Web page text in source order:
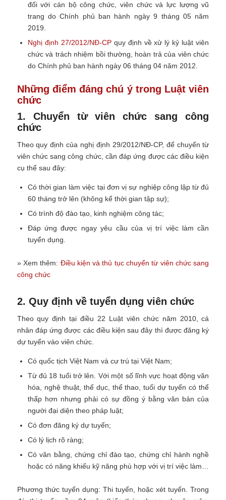
đối với cán bộ công chức, viên chức và lực lượng vũ
trang do Chính phủ ban hành ngày 9 tháng 05 năm
2019.
Nghị định 27/2012/NĐ-CPquy định về xử lý kỷ luật viên
chức và trách nhiệm bồi thường, hoàn trả của viên chức
do Chính phủ ban hành ngày 06 tháng 04 năm 2012.
Những điểm đáng chú ý trong Luật viên
chức
1. Chuyển từ viên chức sang công
chức
Theo quy định của nghị định 29/2012/NĐ-CP, để chuyển từ
viên chức sang công chức, cần đáp ứng được các điều kiện
cụ thể sau đây:
Có thời gian làm việc tại đơn vị sự nghiệp công lập từ đủ
60 tháng trở lên (không kể thời gian tập sự);
Có trình độ đào tạo, kinh nghiệm công tác;
Đáp ứng được ngay yêu cầu của vị trí việc làm cần
tuyển dụng.
» Xem thêm: Điều kiện và thủ tục chuyển từ viên chức sang
công chức
2. Quy định về tuyển dụng viên chức
Theo quy định tại điều 22 Luật viên chức năm 2010, cá
nhân đáp ứng được các điều kiện sau đây thì được đăng ký
dự tuyển vào viên chức.
Có quốc tịch Việt Nam và cư trú tại Việt Nam;
Từ đủ 18 tuổi trở lên. Với một số lĩnh vực hoạt động văn
hóa, nghệ thuật, thể dục, thể thao, tuổi dự tuyển có thể
thấp hơn nhưng phải có sự đồng ý bằng văn bản của
người đại diện theo pháp luật;
Có đơn đăng ký dự tuyển;
Có lý lịch rõ ràng;
Có văn bằng, chứng chỉ đào tạo, chứng chỉ hành nghề
hoặc có năng khiếu kỹ năng phù hợp với vị trí việc làm…
Phương thức tuyển dụng: Thi tuyển, hoặc xét tuyển. Trong